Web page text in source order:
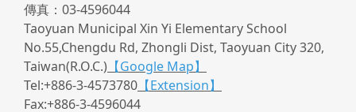
傳真：03-4596044
Taoyuan Municipal Xin Yi Elementary School
No.55,Chengdu Rd, Zhongli Dist, Taoyuan City 320,
Taiwan(R.O.C.) 【Google Map】
Tel:+886-3-4573780 【Extension】
Fax:+886-3-4596044